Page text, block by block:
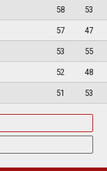
58
53
57
47
53
55
52
48
51 53